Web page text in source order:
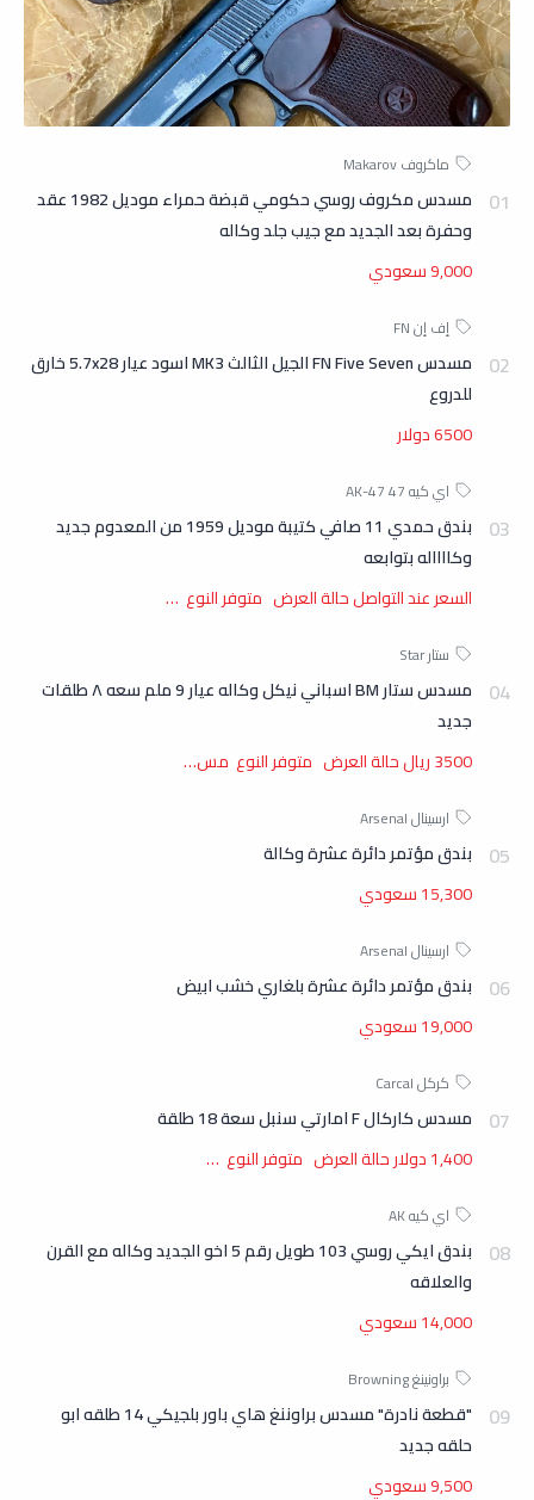
مسدس مكروف روسي حكومي قبضة حمراء موديل 1982 عقد
وحفرة بعد الجديد مع جيب جلد وكاله
9,000 سعودي
مسدس FN Five Seven الجيل الثالث MK3 اسود عيار 5.7x28 خارق
للدروع
6500 دولار
بندق حمدي 11 صافي كتيبة موديل 1959 من المعدوم جديد
وكااااله بتوابعه
السعر عند التواصل حالة العرض متوفر النوع …
مسدس ستار BM اسباني نيكل وكاله عيار 9 ملم سعه ٨ طلقات
جديد
3500 ريال حالة العرض متوفر النوع مس…
بندق مؤتمر دائرة عشرة وكالة
15,300 سعودي
بندق مؤتمر دائرة عشرة بلغاري خشب ابيض
19,000 سعودي
مسدس كاركال F امارتي سنبل سعة 18 طلقة
1,400 دولار حالة العرض متوفر النوع …
بندق ايكي روسي 103 طويل رقم 5 اخو الجديد وكاله مع القرن
والعلاقه
14,000 سعودي
"قطعة نادرة" مسدس براوننغ هاي باور بلجيكي 14 طلقه ابو
حلقه جديد
9,500 سعودي